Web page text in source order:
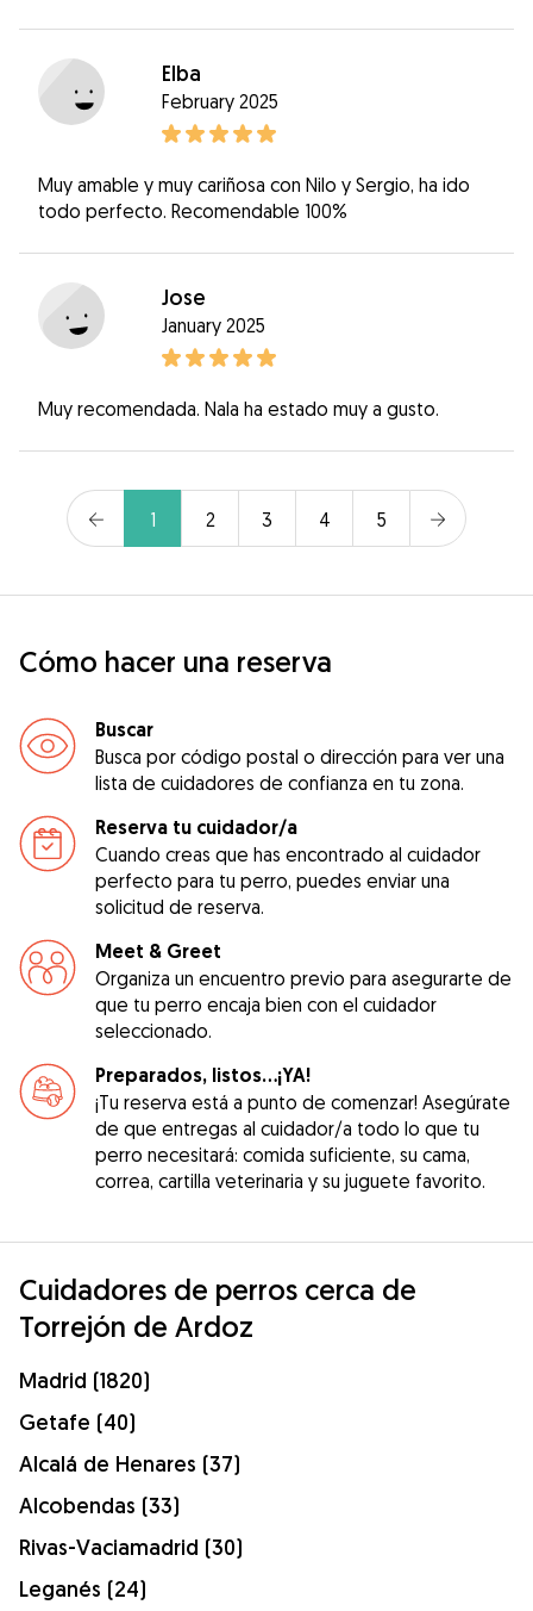
Elba
February 2025
Muy amable y muy cariñosa con Nilo y Sergio, ha ido
todo perfecto. Recomendable 100%
Jose
January 2025
Muy recomendada. Nala ha estado muy a gusto.
1 2 3 4 5
Cómo hacer una reserva
Buscar
Busca por código postal o dirección para ver una
lista de cuidadores de confianza en tu zona.
Reserva tu cuidador/a
Cuando creas que has encontrado al cuidador
perfecto para tu perro, puedes enviar una
solicitud de reserva.
Meet & Greet
Organiza un encuentro previo para asegurarte de
que tu perro encaja bien con el cuidador
seleccionado.
Preparados, listos...¡YA!
¡Tu reserva está a punto de comenzar! Asegúrate
de que entregas al cuidador/a todo lo que tu
perro necesitará: comida suficiente, su cama,
correa, cartilla veterinaria y su juguete favorito.
Cuidadores de perros cerca de
Torrejón de Ardoz
Madrid (1820)
Getafe (40)
Alcalá de Henares (37)
Alcobendas (33)
Rivas-Vaciamadrid (30)
Leganés (24)